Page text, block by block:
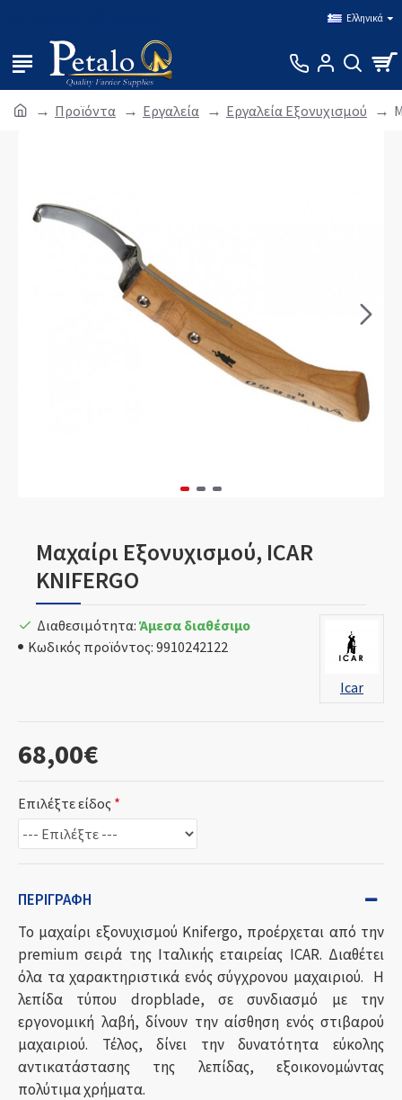
Ελληνικά
Προϊόντα Εργαλεία Εργαλεία Εξονυχισμού
Μαχαίρι Εξονυχισμού, ICAR
KNIFERGO
68,00€
Διαθεσιμότητα: Άμεσα διαθέσιμο
Κωδικός προϊόντος: 9910242122
Icar
Επιλέξτε είδος
ΠΕΡΙΓΡΑΦΉ
Το μαχαίρι εξονυχισμού Knifergo, προέρχεται από την
premium σειρά της Ιταλικής εταιρείας ICAR. Διαθέτει
όλα τα χαρακτηριστικά ενός σύγχρονου μαχαιριού. Η
λεπίδα τύπου dropblade, σε συνδιασμό με την
εργονομική λαβή, δίνουν την αίσθηση ενός στιβαρού
μαχαιριού. Τέλος, δίνει την δυνατότητα εύκολης
αντικατάστασης της λεπίδας, εξοικονομώντας
πολύτιμα χρήματα.